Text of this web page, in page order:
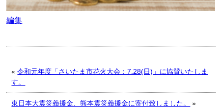
編集日
集
«令和元年度「さいたま市花火大会：7.28(日)」に協賛いたしま
す。
東日本大震災義援金、熊本震災義援金に寄付致しました。 »